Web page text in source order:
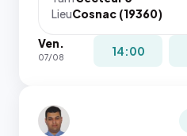
LieuCosnac (19360)
Ven.
07/08 14:00